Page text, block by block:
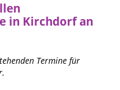
in Kirchdorf an
Termine für